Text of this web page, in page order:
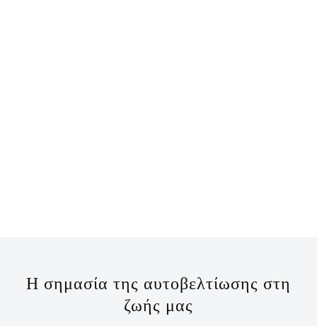
Η σημασία της αυτοβελτίωσης στη
ζωής μας